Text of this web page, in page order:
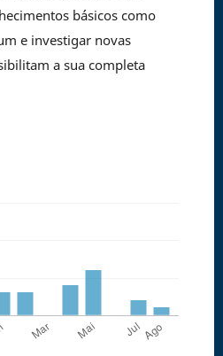
básicos como
e investigar novas
a sua completa